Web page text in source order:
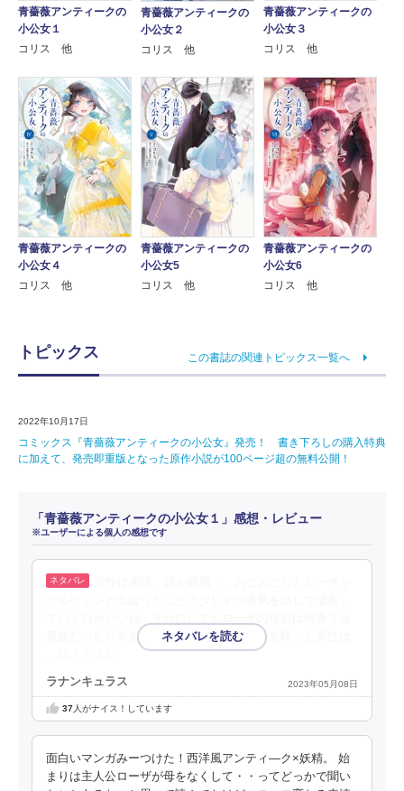
青薔薇アンティークの
小公女１
コリス 他
青薔薇アンティークの
小公女２
コリス 他
青薔薇アンティークの
小公女３
コリス 他
青薔薇アンティークの
小公女４
コリス 他
青薔薇アンティークの
小公女5
コリス 他
青薔薇アンティークの
小公女6
コリス 他
トピックス この書誌の関連トピックス一覧へ
2022年10月17日
コミックス『青薔薇アンティークの小公女』発売！ 書き下ろしの購入特典
に加えて、発売即重版となった原作小説が100ページ超の無料公開！
「青薔薇アンティークの小公女１」感想・レビュー
※ユーザーによる個人の感想です
貴族だったりするんだろうか。あとコリンを殴った男性は
ラナンキュラス 2023年05月08日
37人がナイス！しています
面白いマンガみーつけた！西洋風アンティ―ク×妖精。 始
まりは主人公ローザが母をなくして・・ってどっかで聞い